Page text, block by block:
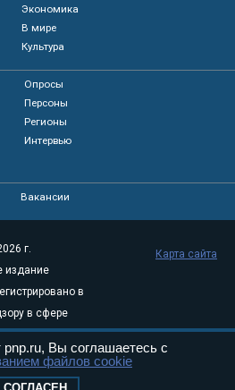
Экономика
В мире
Культура
Опросы
Персоны
Регионы
Интервью
Вакансии
г.
издание
в
в сфере
и
05
Карта сайта
pnp.ru, Вы соглашаетесь с
файлов cookie